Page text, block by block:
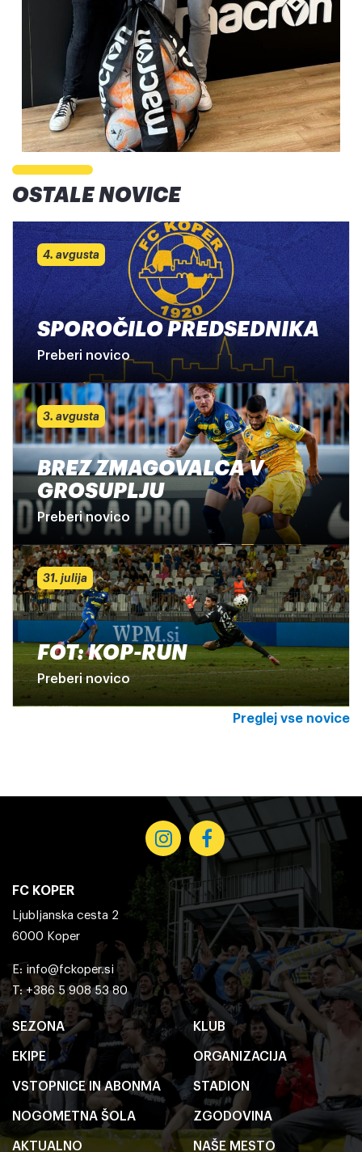
OSTALE NOVICE
4. avgusta
SPOROČILO PREDSEDNIKA
Preberi novico
3. avgusta
BREZ ZMAGOVALCA V
GROSUPLJU
Preberi novico
31. julija
FOT: KOP-RUN
Preberi novico
Preglej vse novice
SEZONA
EKIPE
VSTOPNICE IN ABONMA
NOGOMETNA ŠOLA
AKTUALNO
KLUB
ORGANIZACIJA
STADION
ZGODOVINA
NAŠE MESTO
FC KOPER
Ljubljanska cesta 2
6000 Koper
E: info@fckoper.si
T: +386 5 908 53 80